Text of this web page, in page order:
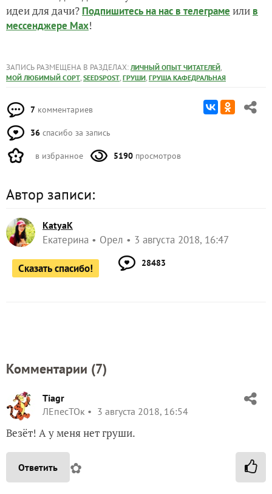
идеи для дачи? Подпишитесь на нас в телеграме или в
мессенджере Max!
ЗАПИСЬ РАЗМЕЩЕНА В РАЗДЕЛАХ: ЛИЧНЫЙ ОПЫТ ЧИТАТЕЛЕЙ,
МОЙ ЛЮБИМЫЙ СОРТ, SEEDSPOST, ГРУШИ, ГРУША КАФЕДРАЛЬНАЯ
7 комментариев
36 спасибо за запись
в избранное 5190 просмотров
Автор записи:
KatyaK
Екатерина Орел 3 августа 2018, 16:47
Сказать спасибо! 28483
Комментарии (7)
Tiagr
ЛЕпесТОк
3 августа 2018, 16:54
Везёт! А у меня нет груши.
Ответить ✿